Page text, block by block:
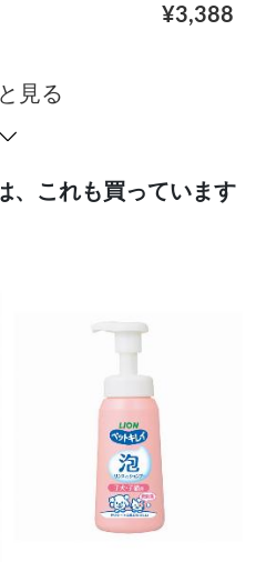
¥3,388
見る
、これも買っています